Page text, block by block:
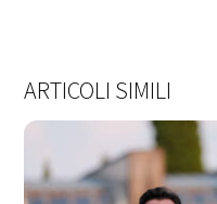
ARTICOLI SIMILI